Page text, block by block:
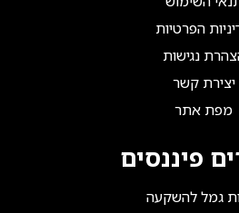
הפרטיות
נגישות
יצירת קשר
מפת אתר
פיננסים
גמל להשקעה